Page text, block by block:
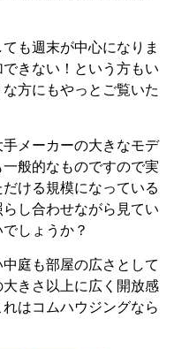
も週末が中心になりま
きない！という方もい
方にもやっとご覧いた
メーカーの大きなモデ
般的なものですので実
ける規模になっている
し合わせながら見てい
しょうか？
庭も部屋の広さとして
きさ以上に広く開放感
はコムハウジングなら